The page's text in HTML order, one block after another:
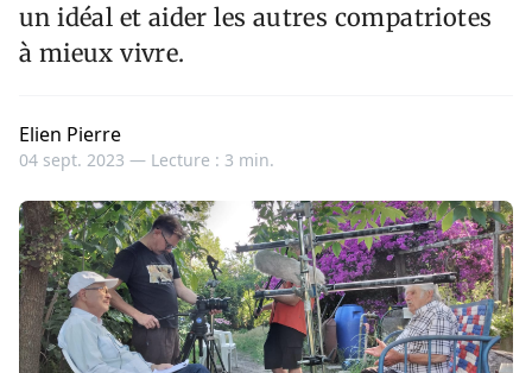
un idéal et aider les autres compatriotes
à mieux vivre.
Elien Pierre
04 sept. 2023 — Lecture : 3 min.